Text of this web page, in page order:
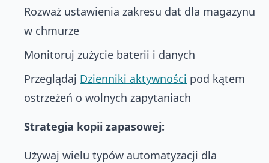
Rozważ ustawienia zakresu dat dla magazynu
w chmurze
Monitoruj zużycie baterii i danych
Przeglądaj Dzienniki aktywności pod kątem
ostrzeżeń o wolnych zapytaniach
Strategia kopii zapasowej:
Używaj wielu typów automatyzacji dla